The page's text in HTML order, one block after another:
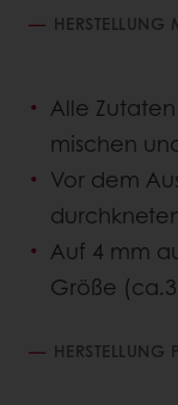
HERSTELLUNG
Alle
mischen
Vor dem
Auf 4 mm
Größe
HERSTELLUNG